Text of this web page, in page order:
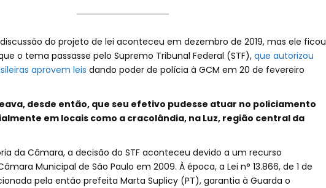
do projeto de lei aconteceu em dezembro de 2019, mas ele ficou
o tema passasse pelo Supremo Tribunal Federal (STF), que autorizou
aprovem leis dando poder de polícia à GCM em 20 de fevereiro
desde então, que seu efetivo pudesse atuar no policiamento
em locais como a cracolândia, na Luz, região central da
da Câmara, a decisão do STF aconteceu devido a um recurso
Municipal de São Paulo em 2009. À época, a Lei n° 13.866, de 1 de
pela então prefeita Marta Suplicy (PT), garantia à Guarda o